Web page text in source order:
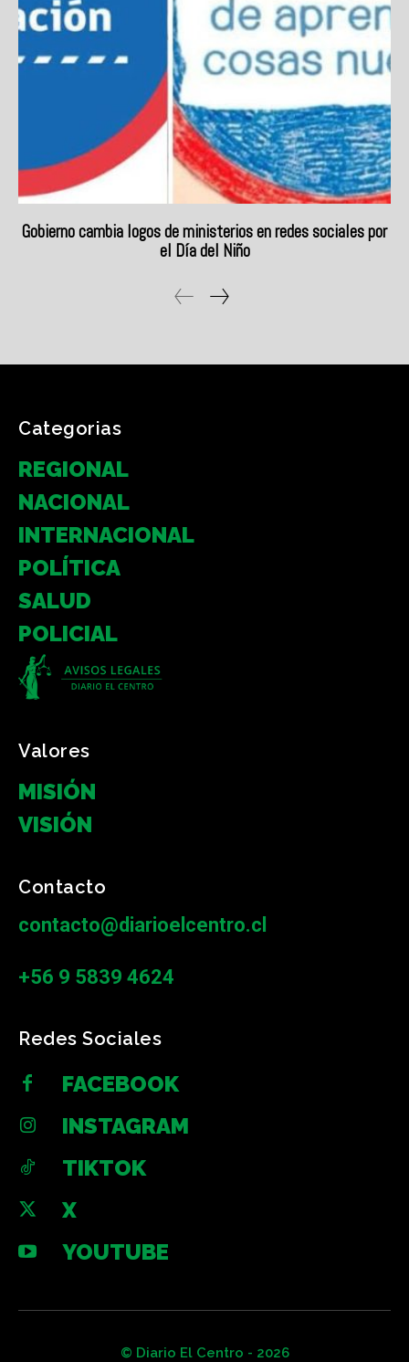
Categorias
REGIONAL
NACIONAL
INTERNACIONAL
POLÍTICA
SALUD
POLICIAL
Valores
MISIÓN
VISIÓN
Contacto
contacto@diarioelcentro.cl
+56 9 5839 4624
Redes Sociales
FACEBOOK
INSTAGRAM
TIKTOK
X
YOUTUBE
© Diario El Centro - 2026